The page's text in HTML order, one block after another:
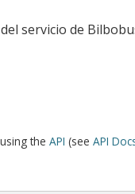
servicio de
the API (see API